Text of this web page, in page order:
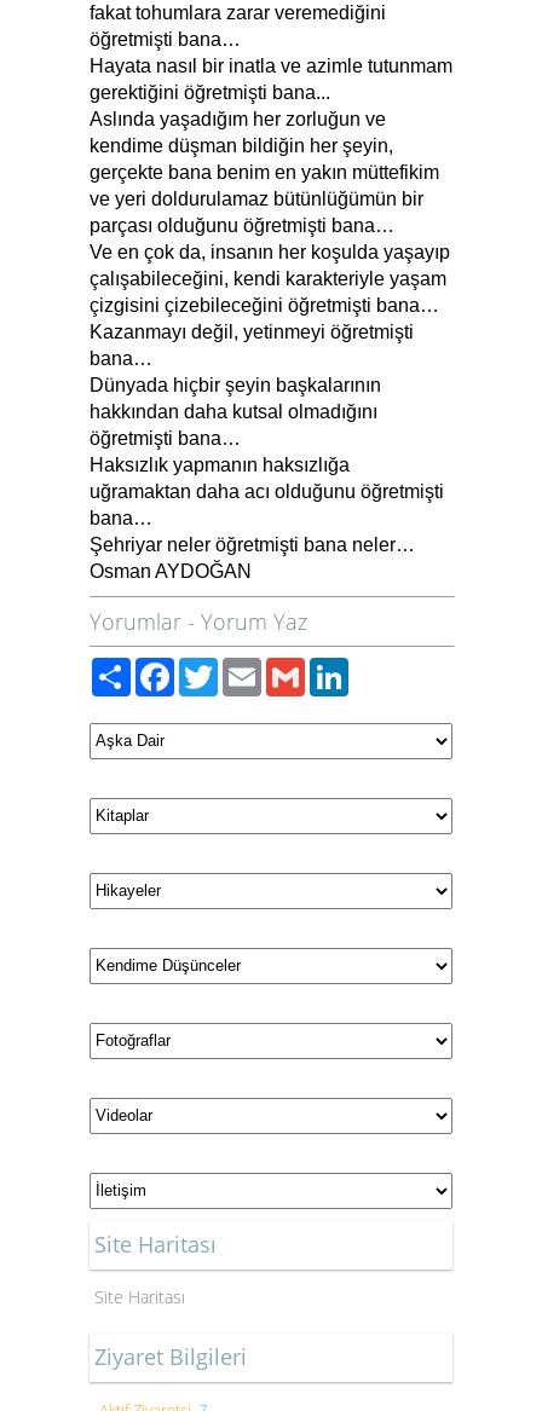
fakat tohumlara zarar veremediğini
öğretmişti bana…
Hayata nasıl bir inatla ve azimle tutunmam
gerektiğini öğretmişti bana...
Aslında yaşadığım her zorluğun ve
kendime düşman bildiğin her şeyin,
gerçekte bana benim en yakın müttefikim
ve yeri doldurulamaz bütünlüğümün bir
parçası olduğunu öğretmişti bana…
Ve en çok da, insanın her koşulda yaşayıp
çalışabileceğini, kendi karakteriyle yaşam
çizgisini çizebileceğini öğretmişti bana…
Kazanmayı değil, yetinmeyi öğretmişti
bana…
Dünyada hiçbir şeyin başkalarının
hakkından daha kutsal olmadığını
öğretmişti bana…
Haksızlık yapmanın haksızlığa
uğramaktan daha acı olduğunu öğretmişti
bana…
Şehriyar neler öğretmişti bana neler…
Osman AYDOĞAN
Yorumlar - Yorum Yaz
PaylaşFacebook
TwitterEmailGmail
Site Haritası
Site Haritası
Ziyaret Bilgileri